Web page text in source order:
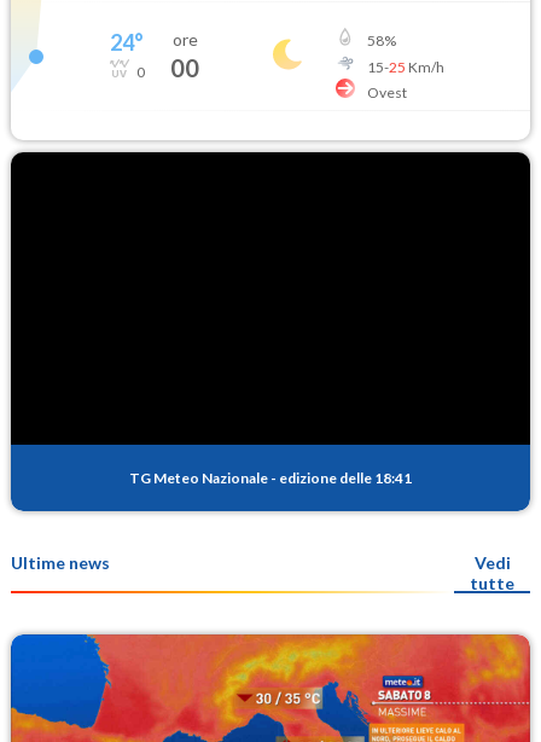
24°
0
ore
00
58%
15-25 Km/h
Ovest
TG Meteo Nazionale - edizione delle 18:41
Ultime news
Vedi
tutte